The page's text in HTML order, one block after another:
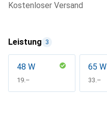
kostenloser Versand
Leistung 3
48 W
CHF
19.–
65 W
CHF
33.–